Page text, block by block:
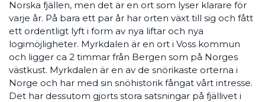
Norska fjällen, men det är en ort som lyser klarare för
varje år. På bara ett par år har orten växt till sig och fått
ett ordentligt lyft i form av nya liftar och nya
logimöjligheter. Myrkdalen är en ort i Voss kommun
och ligger ca 2 timmar från Bergen som på Norges
västkust. Myrkdalen är en av de snörikaste orterna i
Norge och har med sin snöhistorik fångat vårt intresse.
Det har dessutom gjorts stora satsningar på fjällivet i